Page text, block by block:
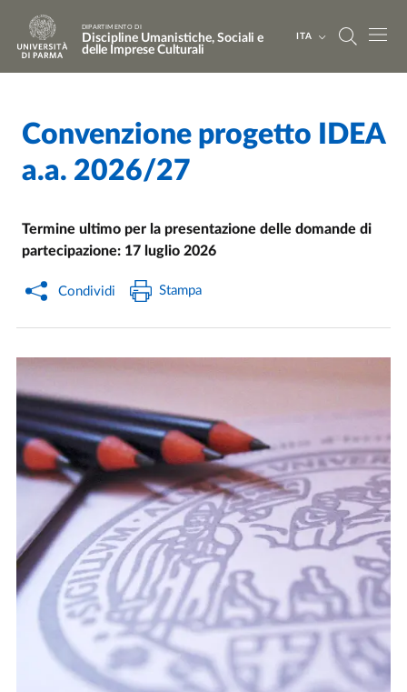
Salta al contenuto principale
Skip to footer
DIPARTIMENTO DI
Discipline Umanistiche, Sociali e
delle Imprese Culturali
ITA
Home /
Cerca una notizia
Convenzione progetto IDEA
a.a. 2026/27
Termine ultimo per la presentazione delle domande di
partecipazione: 17 luglio 2026
Condividi Stampa